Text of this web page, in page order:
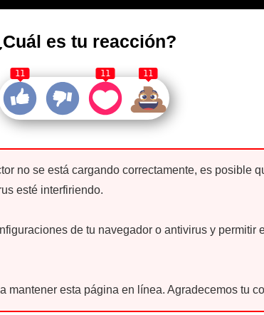
es tu reacción?
11 11 11
no se está cargando correctamente, es posible
esté interfiriendo.
de tu navegador o antivirus y permitir
mantener esta página en línea. Agradecemos tu